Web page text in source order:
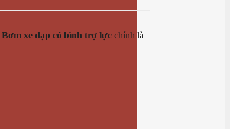
Bơm xe đạp có bình trợ lực chính là